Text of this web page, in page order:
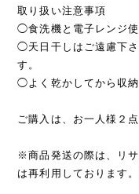
取り扱い注意事項
◯食洗機と電子レンジ使
◯天日干しはご遠慮下さ
す。
◯よく乾かしてから収納
ご購入は、お一人様２
※商品発送の際は、リ
は再利用しております